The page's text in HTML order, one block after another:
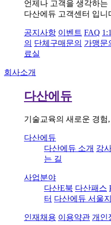
언제나 고객을 생각하는
다산에듀 고객센터 입니
공지사항 이벤트 FAQ
의 단체구매문의 가맹문
료실
회사소개
다산에듀
기술교육의 새로운 경험
다산에듀
다산에듀 소개 강
는 길
사업분야
다산E북 다산패스
터 다산에듀 서울
인재채용 이용약관 개인